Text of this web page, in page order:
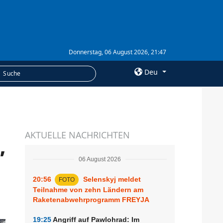
Donnerstag, 06 August 2026, 21:47
Deu
Abonnement
AKTUELLE NACHRICHTEN
06 August 2026
20:56 FOTO
Selenskyj meldet
Teilnahme von zehn Ländern am
Raketenabwehrprogramm FREYJA
19:25Angriff auf Pawlohrad: Im